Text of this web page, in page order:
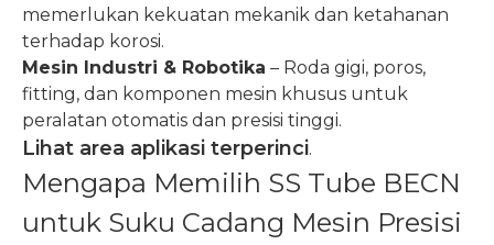
memerlukan kekuatan mekanik dan ketahanan
terhadap korosi.
Mesin Industri & Robotika – Roda gigi, poros,
fitting, dan komponen mesin khusus untuk
peralatan otomatis dan presisi tinggi.
Lihat area aplikasi terperinci.
Mengapa Memilih SS Tube BECN
untuk Suku Cadang Mesin Presisi